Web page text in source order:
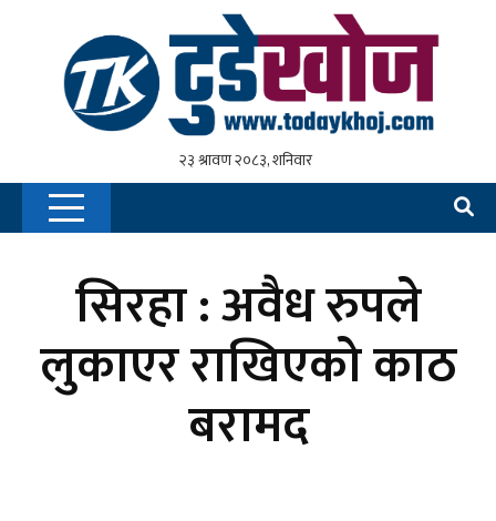
सिरहा : अवैध रुपले
लुकाएर राखिएको काठ
बरामद